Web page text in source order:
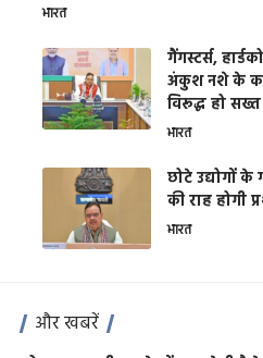
भारत
गैंगस्टर्स,
अंकुश नशे के
विरूद्ध हो
भारत
छोटे उद्योगों
की राह होगी
भारत
और खबरें